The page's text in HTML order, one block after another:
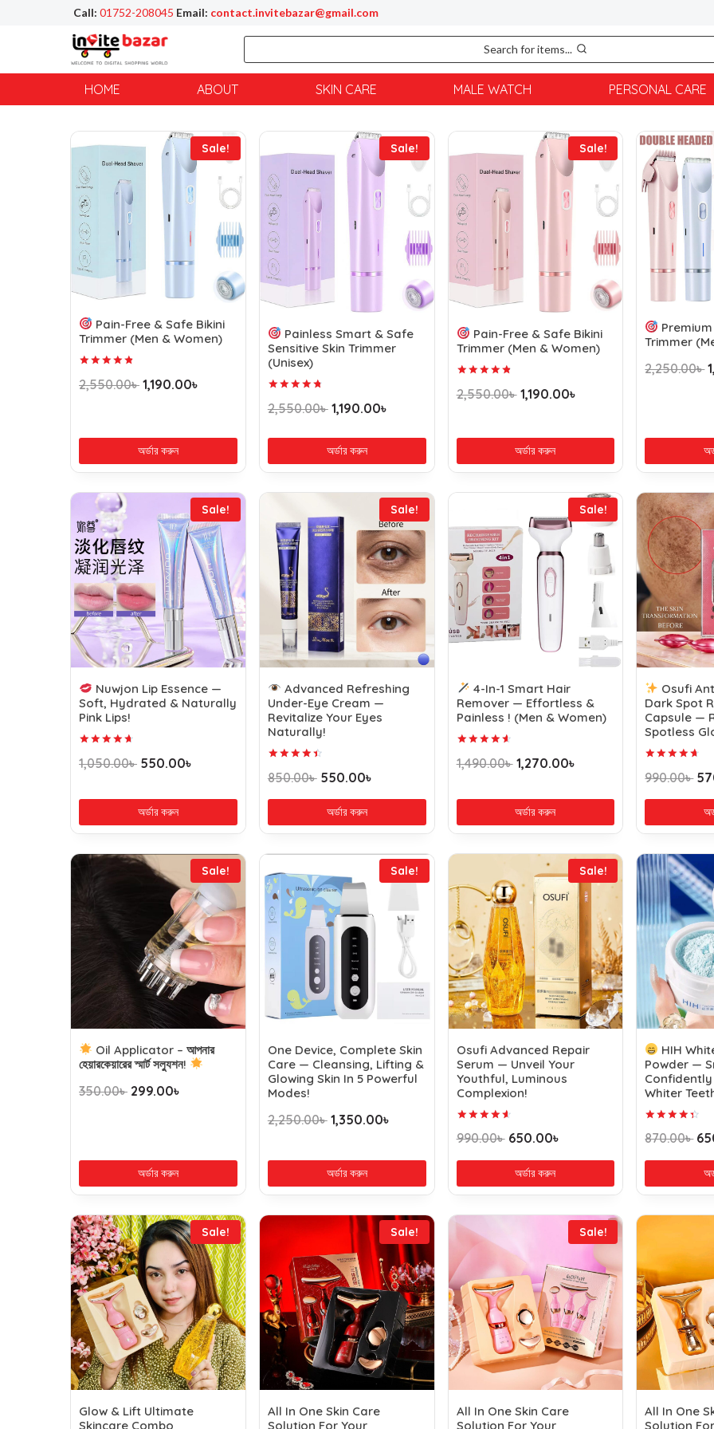
Call: 01752-208045 Email: contact.invitebazar@gmail.com
Search for items...
HOME ABOUT SKIN CARE MALE WATCH PERSONAL CARE
Sale!
Pain-Free & Safe Bikini
Trimmer (Men & Women)
4.90
2,550.00৳ 1,190.00৳
অর্ডার করুন
Sale!
Painless Smart & Safe
Sensitive Skin Trimmer
(Unisex)
4.89
2,550.00৳ 1,190.00৳
অর্ডার করুন
Sale!
Pain-Free & Safe Bikini
Trimmer (Men & Women)
4.94
2,550.00৳ 1,190.00৳
অর্ডার করুন
Trimmer
2,250.00৳
Sale!
Nuwjon Lip Essence —
Soft, Hydrated & Naturally
Pink Lips!
4.79
1,050.00৳ 550.00৳
অর্ডার করুন
Sale!
Advanced Refreshing
Under-Eye Cream —
Revitalize Your Eyes
Naturally!
4.61
850.00৳ 550.00৳
অর্ডার করুন
Sale!
4-In-1 Smart Hair
Remover — Effortless &
Painless ! (Men & Women)
4.75
1,490.00৳ 1,270.00৳
অর্ডার করুন
Osufi
Dark Spot
Capsule —
Spotless
4.78
990.00৳
Sale!
Oil Applicator – আপনার
হেয়ারকেয়ারের স্মার্ট সল্যুশন!
350.00৳ 299.00৳
অর্ডার করুন
Sale!
One Device, Complete Skin
Care — Cleansing, Lifting &
Glowing Skin In 5 Powerful
Modes!
2,250.00৳ 1,350.00৳
অর্ডার করুন
Sale!
Osufi Advanced Repair
Serum — Unveil Your
Youthful, Luminous
Complexion!
4.73
990.00৳ 650.00৳
অর্ডার করুন
HIH
Powder —
Whiter
4.45
870.00৳
Sale!
Glow & Lift Ultimate
Skincare Combo
Sale!
All In One Skin Care
Solution For Your
Sale!
All In One Skin Care
Solution For Your
All In One
Solution